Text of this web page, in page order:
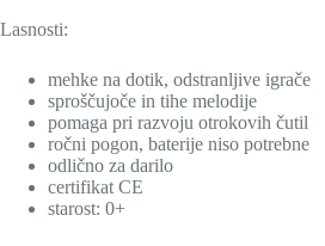
Lasnosti:
mehke na dotik, odstranljive igrače
sproščujoče in tihe melodije
pomaga pri razvoju otrokovih čutil
ročni pogon, baterije niso potrebne
odlično za darilo
certifikat CE
starost: 0+